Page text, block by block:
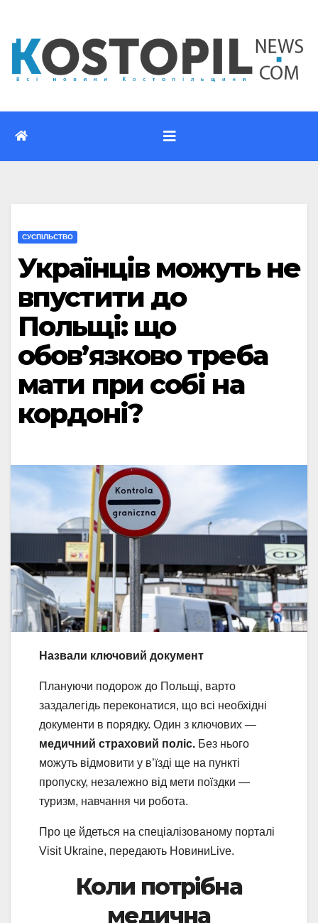
вмісту
CУСПІЛЬСТВО
Українців можуть не
впустити до
Польщі: що
обов’язково треба
мати при собі на
кордоні?
Назвали ключовий документ
Плануючи подорож до Польщі, варто
заздалегідь переконатися, що всі необхідні
документи в порядку. Один з ключових —
медичний страховий поліс. Без нього
можуть відмовити у в’їзді ще на пункті
пропуску, незалежно від мети поїздки —
туризм, навчання чи робота.
Про це йдеться на спеціалізованому порталі
Visit Ukraine, передають НовиниLive.
Коли потрібна
медична